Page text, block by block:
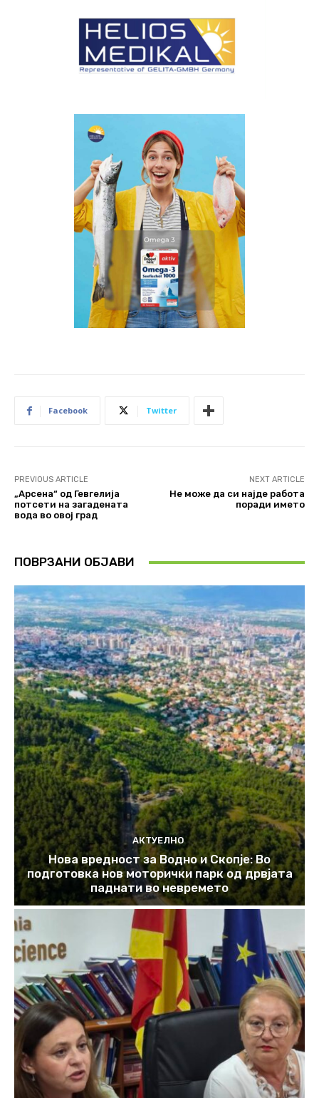
Facebook Twitter
PREVIOUS ARTICLE
„Арсена“ од Гевгелија
потсети на загадената
вода во овој град
NEXT ARTICLE
Не може да си најде работа
поради името
ПОВРЗАНИ ОБЈАВИ
АКТУЕЛНО
Нова вредност за Водно и Скопје: Во
подготовка нов моторички парк од дрвјата
паднати во невремето